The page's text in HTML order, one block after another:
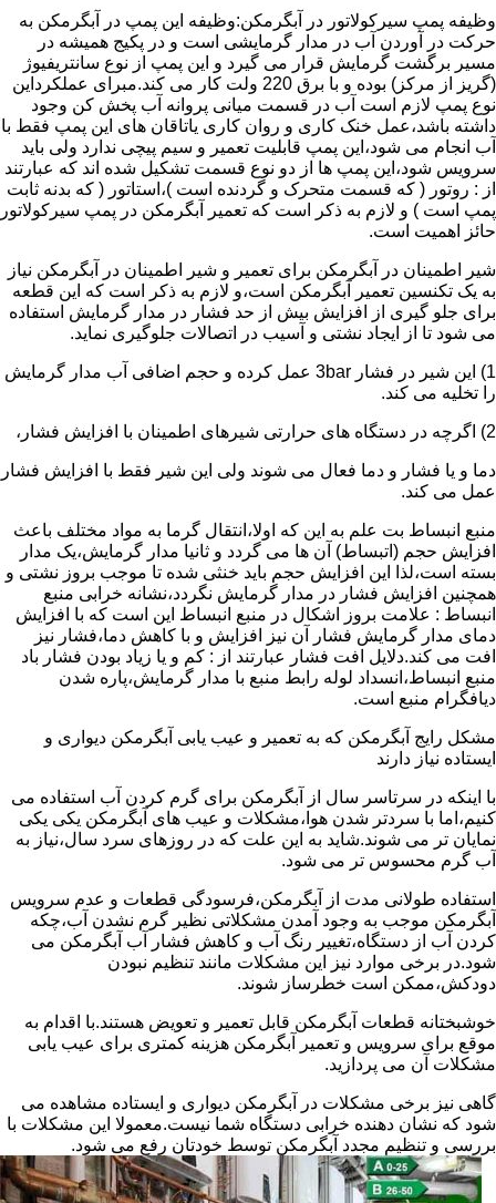
وظیفه پمپ سیرکولاتور در آبگرمکن:وظیفه این پمپ در آبگرمکن به
حرکت در آوردن آب در مدار گرمایشی است و در پکیج همیشه در
مسیر برگشت گرمایش قرار می گیرد و این پمپ از نوع سانتریفیوژ
(گریز از مرکز) بوده و با برق 220 ولت کار می کند.مبرای عملکرداین
نوع پمپ لازم است آب در قسمت میانی پروانه آب پخش کن وجود
داشته باشد،عمل خنک کاری و روان کاری یاتاقان های این پمپ فقط با
آب انجام می شود،این پمپ قابلیت تعمیر و سیم پیچی ندارد ولی باید
سرویس شود،این پمپ ها از دو نوع قسمت تشکیل شده اند که عبارتند
از : روتور ( که قسمت متحرک و گردنده است )،استاتور ( که بدنه ثابت
پمپ است ) و لازم به ذکر است که تعمیر آبگرمکن در پمپ سیرکولاتور
حائز اهمیت است.
شیر اطمینان در آبگرمکن برای تعمیر و شیر اطمینان در آبگرمکن نیاز
به یک تکنسین تعمیر آبگرمکن است،و لازم به ذکر است که این قطعه
برای جلو گیری از افزایش بیش از حد فشار در مدار گرمایش استفاده
می شود تا از ایجاد نشتی و آسیب در اتصالات جلوگیری نماید.
1) این شیر در فشار 3bar عمل کرده و حجم اضافی آب مدار گرمایش
را تخلیه می کند.
2) اگرچه در دستگاه های حرارتی شیرهای اطمینان با افزایش فشار،
دما و یا فشار و دما فعال می شوند ولی این شیر فقط با افزایش فشار
عمل می کند.
منبع انبساط بت علم به این که اولا،انتقال گرما به مواد مختلف باعث
افزایش حجم (اتبساط) آن ها می گردد و ثانیا مدار گرمایش،یک مدار
بسته است،لذا این افزایش حجم باید خنثی شده تا موجب بروز نشتی و
همچنین افزایش فشار در مدار گرمایش نگردد،نشانه خرابی منبع
انبساط : علامت بروز اشکال در منبع انبساط این است که با افزایش
دمای مدار گرمایش فشار آن نیز افزایش و با کاهش دما،فشار نیز
افت می کند.دلایل افت فشار عبارتند از : کم و یا زیاد بودن فشار باد
منبع انبساط،انسداد لوله رابط منبع با مدار گرمایش،پاره شدن
دیافگرام منبع است.
مشکل رایج آبگرمکن که به تعمیر و عیب یابی آبگرمکن دیواری و
ایستاده نیاز دارند
با اینکه در سرتاسر سال از آبگرمکن برای گرم کردن آب استفاده می
کنیم،اما با سردتر شدن هوا،مشکلات و عیب های آبگرمکن یکی یکی
نمایان تر می شوند.شاید به این علت که در روزهای سرد سال،نیاز به
آب گرم محسوس تر می شود.
استفاده طولانی مدت از آبگرمکن،فرسودگی قطعات و عدم سرویس
آبگرمکن موجب به وجود آمدن مشکلاتی نظیر گرم نشدن آب،چکه
کردن آب از دستگاه،تغییر رنگ آب و کاهش فشار آب آبگرمکن می
شود.در برخی موارد نیز این مشکلات مانند تنظیم نبودن
دودکش،ممکن است خطرساز شوند.
خوشبختانه قطعات آبگرمکن قابل تعمیر و تعویض هستند.با اقدام به
موقع برای سرویس و تعمیر آبگرمکن هزینه کمتری برای عیب یابی
مشکلات آن می پردازید.
گاهی نیز برخی مشکلات در آبگرمکن دیواری و ایستاده مشاهده می
شود که نشان دهنده خرابی دستگاه شما نیست.معمولا این مشکلات با
بررسی و تنظیم مجدد آبگرمکن توسط خودتان رفع می شود.